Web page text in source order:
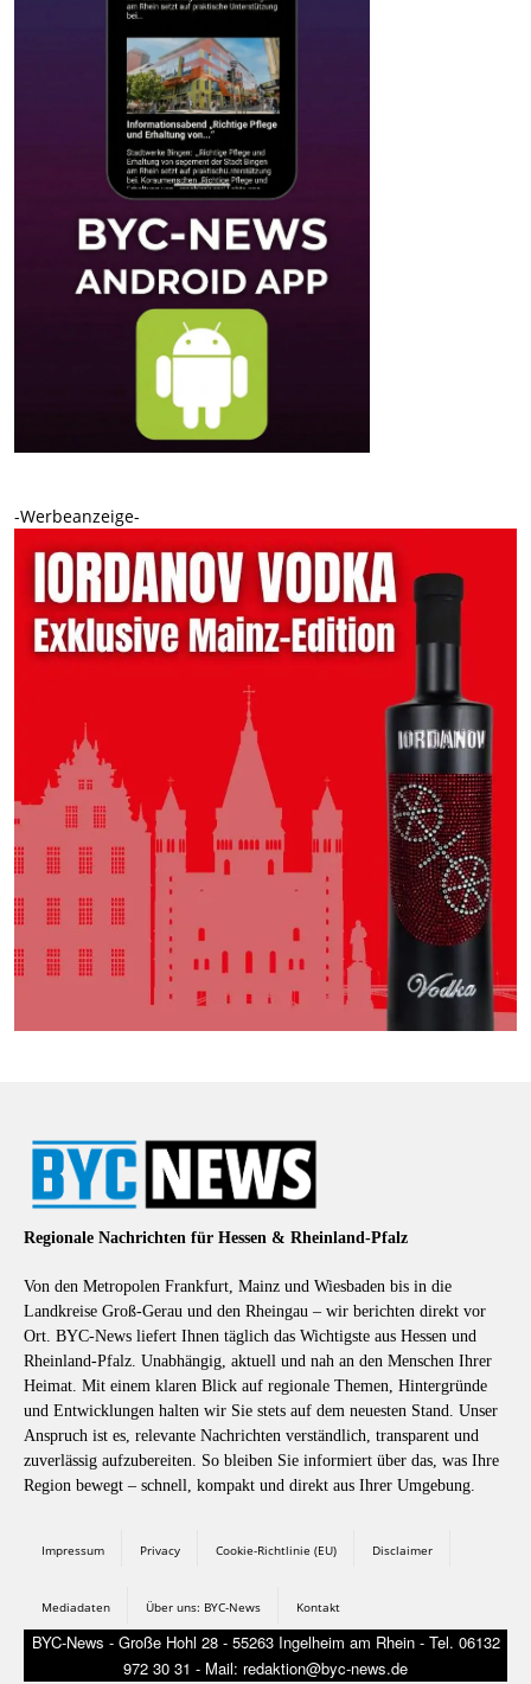
-Werbeanzeige-
Regionale Nachrichten für Hessen & Rheinland-Pfalz
Von den Metropolen Frankfurt, Mainz und Wiesbaden bis in die
Landkreise Groß-Gerau und den Rheingau – wir berichten direkt vor
Ort. BYC-News liefert Ihnen täglich das Wichtigste aus Hessen und
Rheinland-Pfalz. Unabhängig, aktuell und nah an den Menschen Ihrer
Heimat. Mit einem klaren Blick auf regionale Themen, Hintergründe
und Entwicklungen halten wir Sie stets auf dem neuesten Stand. Unser
Anspruch ist es, relevante Nachrichten verständlich, transparent und
zuverlässig aufzubereiten. So bleiben Sie informiert über das, was Ihre
Region bewegt – schnell, kompakt und direkt aus Ihrer Umgebung.
Impressum Privacy Cookie-Richtlinie (EU) Disclaimer
Mediadaten Über uns: BYC-News Kontakt
BYC-News - Große Hohl 28 - 55263 Ingelheim am Rhein - Tel. 06132
972 30 31 - Mail: redaktion@byc-news.de